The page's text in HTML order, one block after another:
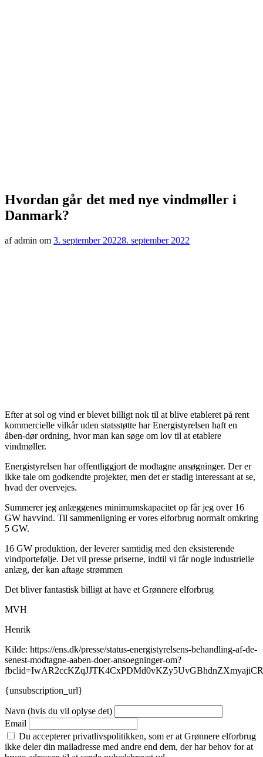
Hvordan går det med nye vindmøller i
Danmark?
af admin om 3. september 20228. september 2022
Efter at sol og vind er blevet billigt nok til at blive etableret på rent
kommercielle vilkår uden statsstøtte har Energistyrelsen haft en
åben-dør ordning, hvor man kan søge om lov til at etablere
vindmøller.
Energistyrelsen har offentliggjort de modtagne ansøgninger. Der er
ikke tale om godkendte projekter, men det er stadig interessant at se,
hvad der overvejes.
Summerer jeg anlæggenes minimumskapacitet op får jeg over 16
GW havvind. Til sammenligning er vores elforbrug normalt omkring
5 GW.
16 GW produktion, der leverer samtidig med den eksisterende
vindportefølje. Det vil presse priserne, indtil vi får nogle industrielle
anlæg, der kan aftage strømmen
Det bliver fantastisk billigt at have et Grønnere elforbrug
MVH
Henrik
Kilde: https://ens.dk/presse/status-energistyrelsens-behandling-af-de-
senest-modtagne-aaben-doer-ansoegninger-om?
{unsubscription_url}
Navn (hvis du vil oplyse det)
Email
Du accepterer privatlivspolitikken, som er at Grønnere elforbrug
ikke deler din mailadresse med andre end dem, der har behov for at